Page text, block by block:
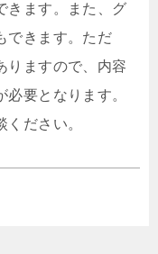
きます。また、グ
できます。ただ
りますので、内容
要となります。
ださい。